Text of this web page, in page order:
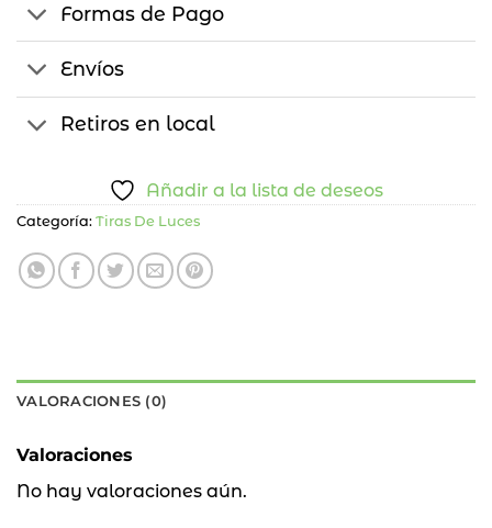
Formas de Pago
Envíos
Retiros en local
Añadir a la lista de deseos
Categoría: Tiras De Luces
VALORACIONES (0)
Valoraciones
No hay valoraciones aún.